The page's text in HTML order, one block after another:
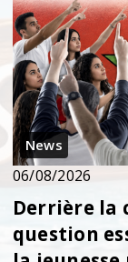
News
06/08/2026
Derrière la
question